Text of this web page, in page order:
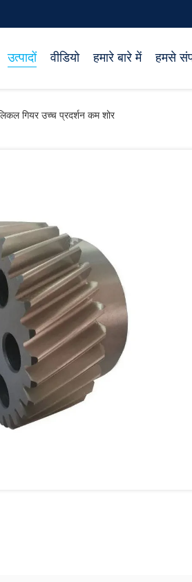
उत्पादों वीडियो हमारे बारे में हमसे
गियर उच्च प्रदर्शन कम शोर